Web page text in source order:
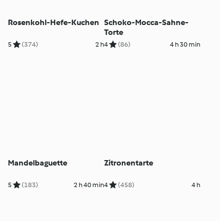
Rosenkohl-Hefe-Kuchen
5 (374) 2 h
Schoko-Mocca-Sahne-
Torte
4 (86) 4 h 30 min
Mandelbaguette
5 (183) 2 h 40 min
Zitronentarte
4 (458) 4 h